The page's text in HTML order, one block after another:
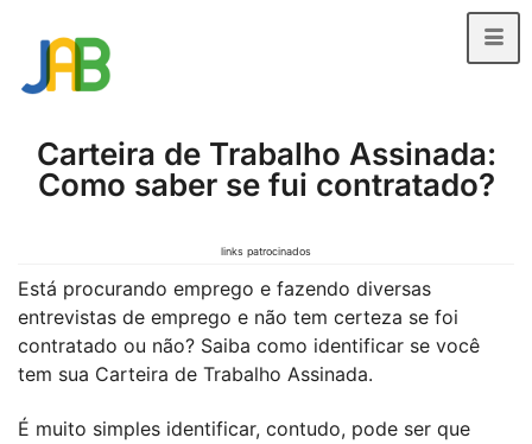
Carteira de Trabalho Assinada:
Como saber se fui contratado?
links patrocinados
Está procurando emprego e fazendo diversas
entrevistas de emprego e não tem certeza se foi
contratado ou não? Saiba como identificar se você
tem sua Carteira de Trabalho Assinada.
É muito simples identificar, contudo, pode ser que